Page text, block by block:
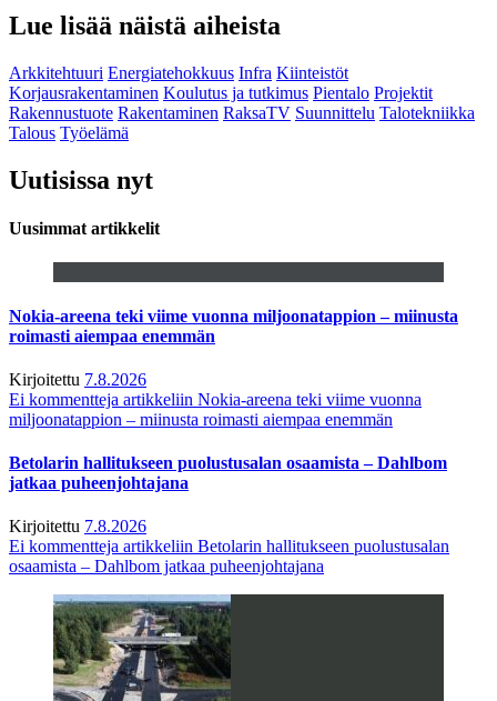
Lue lisää näistä aiheista
Arkkitehtuuri Energiatehokkuus Infra Kiinteistöt
Korjausrakentaminen Koulutus ja tutkimus Pientalo Projektit
Rakennustuote Rakentaminen RaksaTV Suunnittelu Talotekniikka
Talous Työelämä
Uutisissa nyt
Uusimmat artikkelit
Nokia-areena teki viime vuonna miljoonatappion – miinusta
roimasti aiempaa enemmän
Kirjoitettu 7.8.2026
Ei kommentteja artikkeliin Nokia-areena teki viime vuonna
miljoonatappion – miinusta roimasti aiempaa enemmän
Betolarin hallitukseen puolustusalan osaamista – Dahlbom
jatkaa puheenjohtajana
Kirjoitettu 7.8.2026
Ei kommentteja artikkeliin Betolarin hallitukseen puolustusalan
osaamista – Dahlbom jatkaa puheenjohtajana